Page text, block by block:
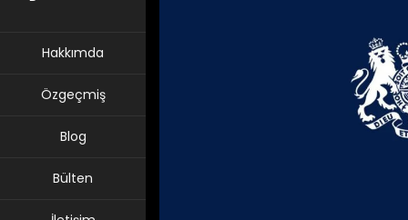
Hakkımda
Özgeçmiş
Blog
Bülten